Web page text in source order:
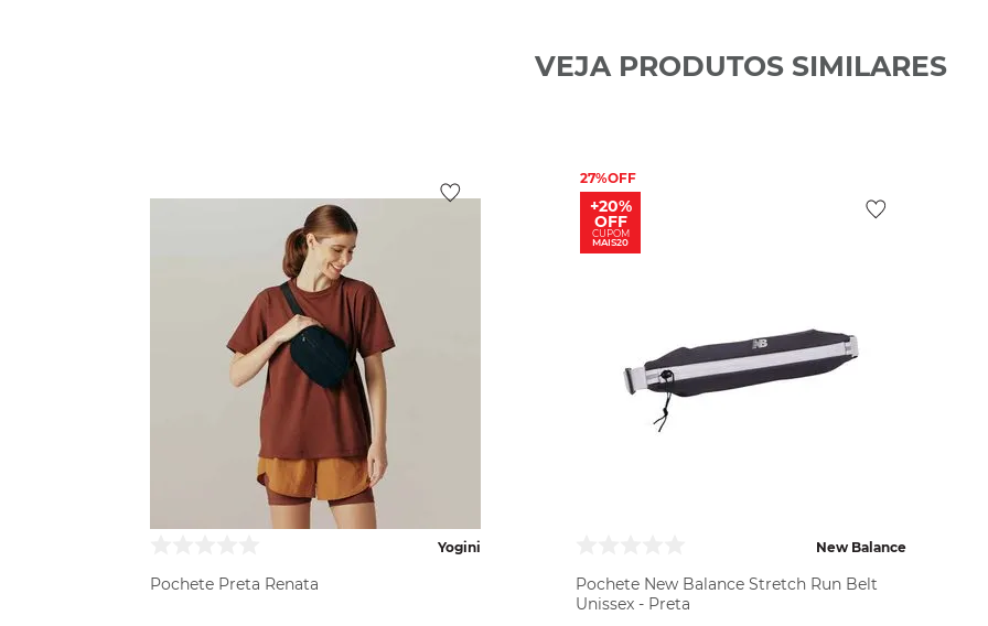
VEJA PRODUTOS SIMILARES
Yogini
Pochete Preta Renata
27%
+20%
OFF
CUPOM
MAIS20
New Balance
Pochete New Balance Stretch Run Belt
Unissex - Preta